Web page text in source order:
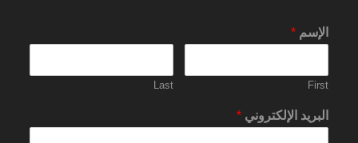
الإسم*
First
Last
البريد الإلكتروني*